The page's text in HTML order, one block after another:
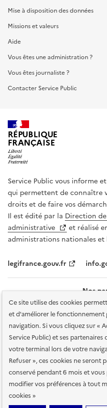
Ce site utilise des cookies
et d'améliorer le fonctionnement
navigation. Si vous cliquez sur «
Service Public) et ses
votre terminal lors de votre
Refuser », ces cookies ne seront
conservé pendant 6 mois et
modifier vos préférences à tout
cookies »
Mise à disposition des données
Missions et valeurs
Aide
Vous êtes une administration ?
Vous êtes journaliste ?
Contacter Service Public
RÉPUBLIQUE
FRANÇAISE
Service Public vous informe
qui permettent de connaître
droits et de faire vos
Il est édité par la Direction
administrative
et réalisé
administrations nationales et
legifrance.gouv.fr
Nos
Plan du site Accessibilité :
services en ligne Mentions légales
Conditions générales d'utilisation